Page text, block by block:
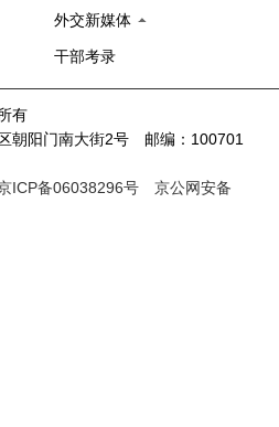
外交新媒体
干部考录
有
朝阳门南大街2号 邮编：100701
ICP备06038296号
京公网安备